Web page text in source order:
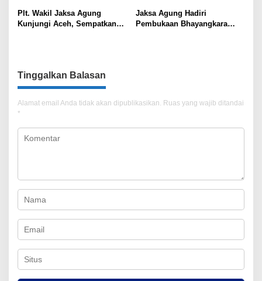
Plt. Wakil Jaksa Agung
Kunjungi Aceh, Sempatkan
Jaksa Agung Hadiri
Pembukaan Bhayangkara
Tinggalkan Balasan
Alamat email Anda tidak akan dipublikasikan. Ruas yang wajib ditandai
*